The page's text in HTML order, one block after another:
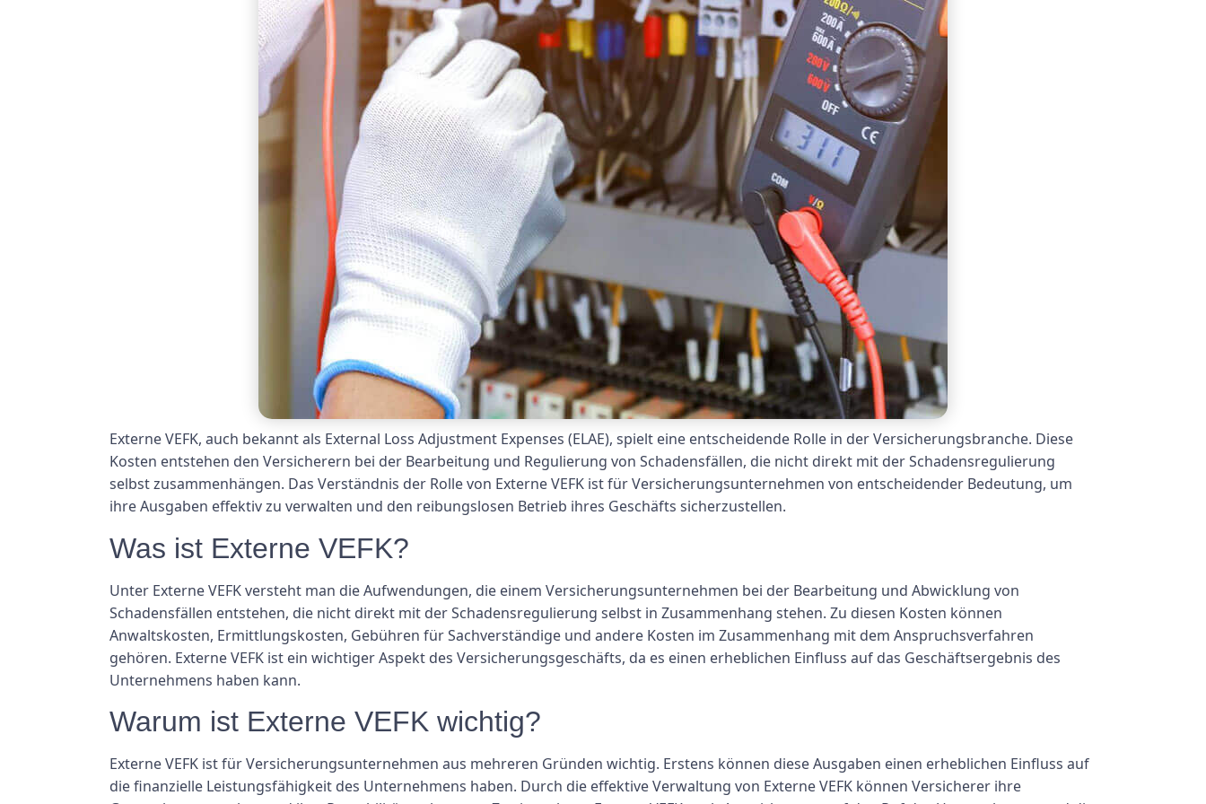
Externe VEFK, auch bekannt als External Loss Adjustment Expenses (ELAE), spielt eine entscheidende Rolle in der Versicherungsbranche. Diese
Kosten entstehen den Versicherern bei der Bearbeitung und Regulierung von Schadensfällen, die nicht direkt mit der Schadensregulierung
selbst zusammenhängen. Das Verständnis der Rolle von Externe VEFK ist für Versicherungsunternehmen von entscheidender Bedeutung, um
ihre Ausgaben effektiv zu verwalten und den reibungslosen Betrieb ihres Geschäfts sicherzustellen.
Was ist Externe VEFK?
Unter Externe VEFK versteht man die Aufwendungen, die einem Versicherungsunternehmen bei der Bearbeitung und Abwicklung von
Schadensfällen entstehen, die nicht direkt mit der Schadensregulierung selbst in Zusammenhang stehen. Zu diesen Kosten können
Anwaltskosten, Ermittlungskosten, Gebühren für Sachverständige und andere Kosten im Zusammenhang mit dem Anspruchsverfahren
gehören. Externe VEFK ist ein wichtiger Aspekt des Versicherungsgeschäfts, da es einen erheblichen Einfluss auf das Geschäftsergebnis des
Unternehmens haben kann.
Warum ist Externe VEFK wichtig?
Externe VEFK ist für Versicherungsunternehmen aus mehreren Gründen wichtig. Erstens können diese Ausgaben einen erheblichen Einfluss auf
die finanzielle Leistungsfähigkeit des Unternehmens haben. Durch die effektive Verwaltung von Externe VEFK können Versicherer ihre